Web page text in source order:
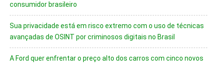
consumidor brasileiro
Sua privacidade está em risco extremo com o uso de técnicas
avançadas de OSINT por criminosos digitais no Brasil
A Ford quer enfrentar o preço alto dos carros com cinco novos